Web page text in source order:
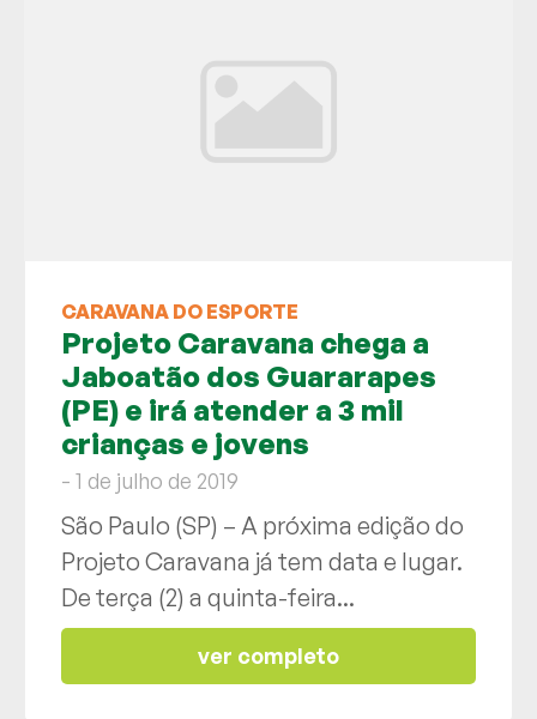
CARAVANA DO ESPORTE
Projeto Caravana chega a
Jaboatão dos Guararapes
(PE) e irá atender a 3 mil
crianças e jovens
- 1 de julho de 2019
São Paulo (SP) – A próxima edição do
Projeto Caravana já tem data e lugar.
De terça (2) a quinta-feira...
ver completo